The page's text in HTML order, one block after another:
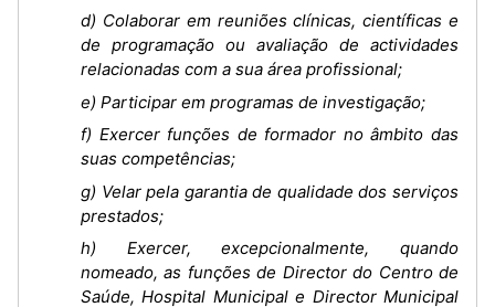
d) Colaborar em reuniões clínicas, científicas e
de programação ou avaliação de actividades
relacionadas com a sua área profissional;
e) Participar em programas de investigação;
f) Exercer funções de formador no âmbito das
suas competências;
g) Velar pela garantia de qualidade dos serviços
prestados;
h) Exercer, excepcionalmente, quando
nomeado, as funções de Director do Centro de
Saúde, Hospital Municipal e Director Municipal